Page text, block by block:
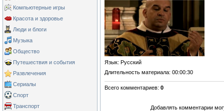
Компьютерные игры
Красота и здоровье
Люди и блоги
Музыка
Общество
Путешествия и события
Развлечения
Сериалы
Спорт
Транспорт
Язык: Русский
Длительность материала: 00:00:30
Всего комментариев: 0
Добавлять комментарии